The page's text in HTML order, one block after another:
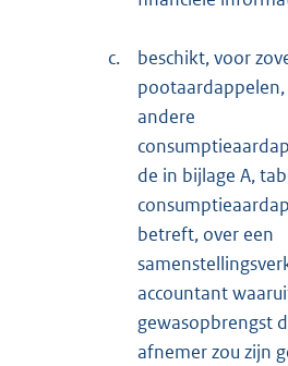
c.
beschikt, voor
pootaardappelen,
andere
de in bijlage A,
betreft, over een
accountant
gewasopbrengst
afnemer zou zijn